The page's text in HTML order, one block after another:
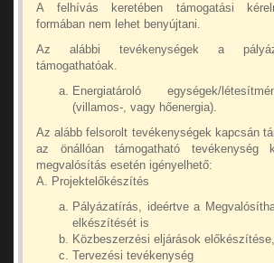
A felhívás keretében támogatási
formában nem lehet benyújtani.
Az alábbi tevékenységek a
támogathatóak.
Energiatároló egységek/
(villamos-, vagy hőenergia).
Az alább felsorolt tevékenységek kapcsán
az önállóan támogatható tevékenység
megvalósítás esetén igényelhető:
A. Projektelőkészítés
Pályázatírás, ideértve a
elkészítését is
Közbeszerzési eljárások
Tervezési tevékenység